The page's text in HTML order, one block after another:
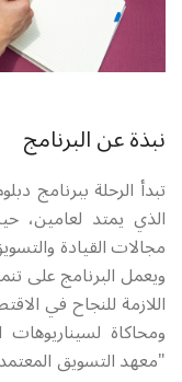
نبذة عن البرنامج
تبدأ الرحلة ببرنامج
الذي يمتد
مجالات القيادة
ويعمل البرنامج على
اللازمة للنجاح في
ومحاكاة لسيناريوهات